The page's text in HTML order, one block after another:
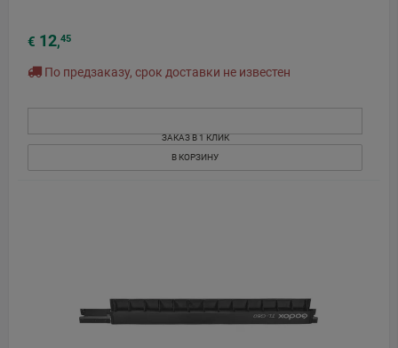
€ 12,45
По предзаказу, срок доставки не известен
ЗАКАЗ В 1 КЛИК
В КОРЗИНУ